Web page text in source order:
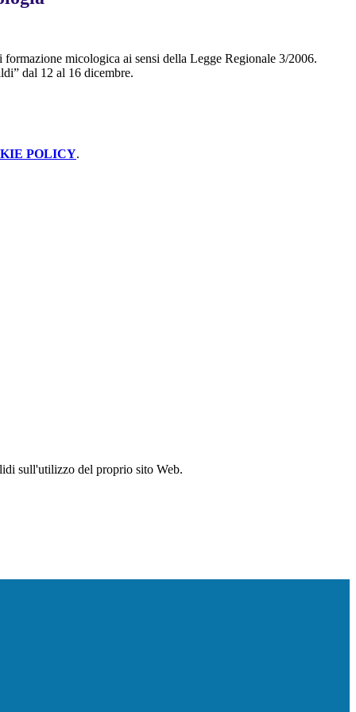
micologica ai sensi della Legge Regionale 3/2006.
dal 12 al 16 dicembre.
POLICY.
sull'utilizzo del proprio sito Web.